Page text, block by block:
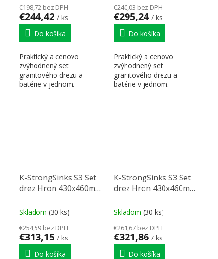
€198,72 bez DPH
€244,42 / ks
Do košíka
Praktický a cenovo
zvýhodnený set
granitového drezu a
batérie v jednom.
€240,03 bez DPH
€295,24 / ks
Do košíka
Praktický a cenovo
zvýhodnený set
granitového drezu a
batérie v jednom.
K-StrongSinks S3 Set
drez Hron 430x460mm
Loira čierna
Skladom (30 ks)
€254,59 bez DPH
€313,15 / ks
Do košíka
K-StrongSinks S3 Set
drez Hron 430x460mm
Ipoly čierna
Skladom (30 ks)
€261,67 bez DPH
€321,86 / ks
Do košíka